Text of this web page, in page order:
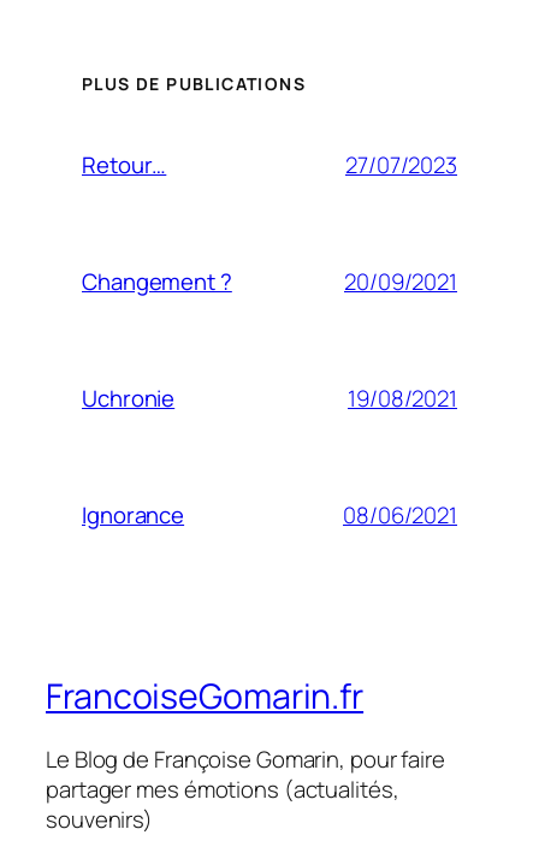
PLUS DE PUBLICATIONS
Retour… 27/07/2023
Changement ? 20/09/2021
Uchronie 19/08/2021
Ignorance 08/06/2021
FrancoiseGomarin.fr
Le Blog de Françoise Gomarin, pour faire
partager mes émotions (actualités,
souvenirs)